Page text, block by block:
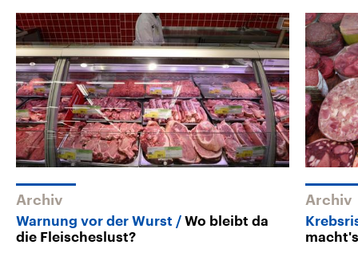
Archiv
Warnung vor der Wurst
Wo bleibt da
die Fleischeslust?
Archiv